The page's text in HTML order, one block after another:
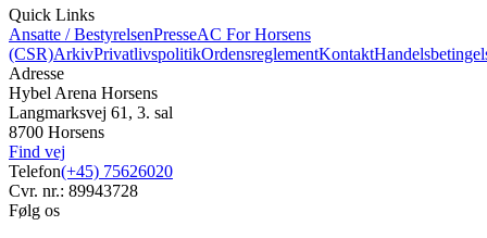
Quick Links
Ansatte / BestyrelsenPresseAC For Horsens
(CSR)ArkivPrivatlivspolitikOrdensreglementKontakt
Adresse
Hybel Arena Horsens
Langmarksvej 61, 3. sal
8700 Horsens
Find vej
Telefon(+45) 75626020
Cvr. nr.: 89943728
Følg os